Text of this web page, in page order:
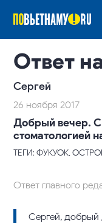
Ответ
Сергей
26 ноября 2017
Добрый вечер.
стоматологией
ТЕГИ: ФУКУОК,
Ответ главного
Сергей, добрый